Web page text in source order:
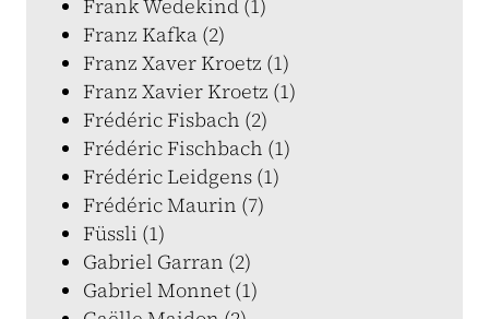
Frank Wedekind (1)
Franz Kafka (2)
Franz Xaver Kroetz (1)
Franz Xavier Kroetz (1)
Frédéric Fisbach (2)
Frédéric Fischbach (1)
Frédéric Leidgens (1)
Frédéric Maurin (7)
Füssli (1)
Gabriel Garran (2)
Gabriel Monnet (1)